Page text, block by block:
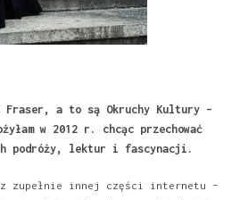
Fraser, a to są Okruchy Kultury –
w 2012 r. chcąc przechować
podróży, lektur i fascynacji.
z zupełnie innej części internetu –